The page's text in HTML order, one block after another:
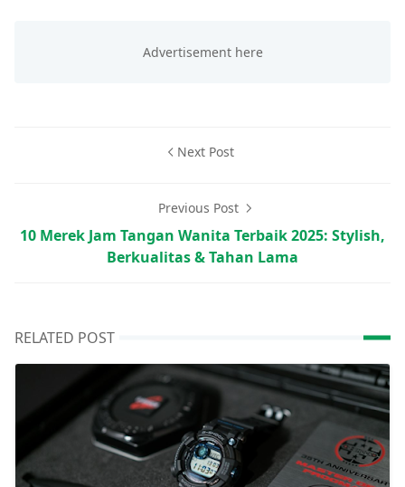
Next Post
Previous Post
10 Merek Jam Tangan Wanita Terbaik 2025: Stylish,
Berkualitas & Tahan Lama
RELATED POST